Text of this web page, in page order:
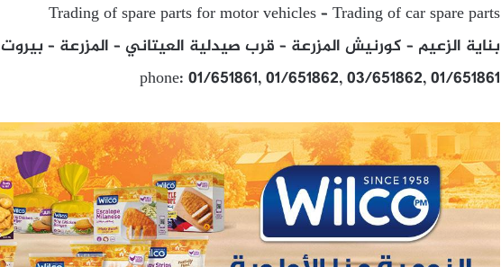
Trading of spare parts for motor vehicles – Trading of car spare parts
بناية الزعيم – كورنيش المزرعة – قرب صيدلية العيتاني – المزرعة – بيروت
phone: 01/651861, 01/651862, 03/651862, 01/651861